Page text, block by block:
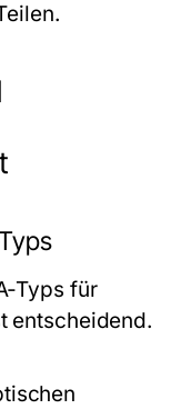
Typs für
entscheidend.